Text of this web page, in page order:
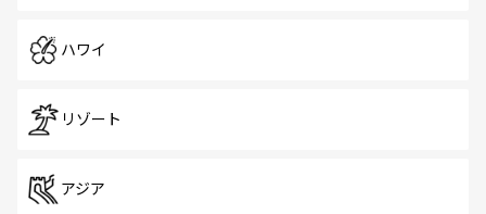
ハワイ
リゾート
アジア